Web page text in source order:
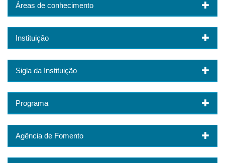
Áreas de conhecimento
Instituição
Sigla da Instituição
Programa
Agência de Fomento